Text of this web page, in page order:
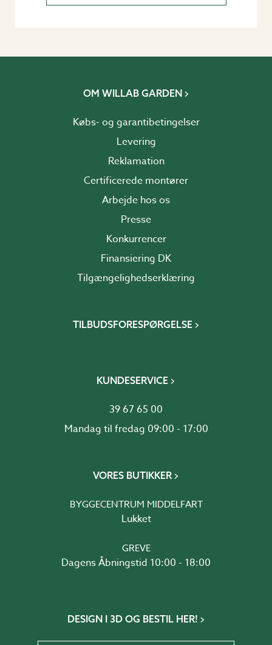
OM WILLAB GARDEN
Købs- og garantibetingelser
Levering
Reklamation
Certificerede montører
Arbejde hos os
Presse
Konkurrencer
Finansiering DK
Tilgængelighedserklæring
TILBUDSFORESPØRGELSE
KUNDESERVICE
39 67 65 00
Mandag til fredag 09:00 - 17:00
VORES BUTIKKER
BYGGECENTRUM MIDDELFART
Lukket
GREVE
Dagens Åbningstid 10:00 - 18:00
DESIGN I 3D OG BESTIL HER!